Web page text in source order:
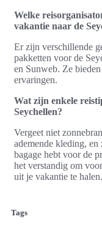
Welke
vakantie naar de
Er zijn verschillende
pakketten voor de
en Sunweb. Ze
ervaringen.
Wat zijn enkele
Seychellen?
Vergeet niet
ademende kleding,
bagage hebt voor de
het verstandig om
uit je vakantie te halen.
Tags